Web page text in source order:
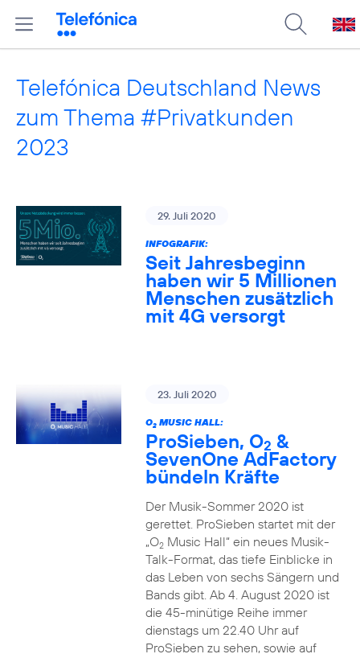
Telefónica Deutschland News
zum Thema #Privatkunden
2023
29. Juli 2020
INFOGRAFIK:
Seit Jahresbeginn
haben wir 5 Millionen
Menschen zusätzlich
mit 4G versorgt
23. Juli 2020
O2MUSIC HALL:
ProSieben, O2 &
SevenOne AdFactory
bündeln Kräfte
Der Musik-Sommer 2020 ist
gerettet. ProSieben startet mit der
„O2Music Hall“ ein neues Musik-
Talk-Format, das tiefe Einblicke in
das Leben von sechs Sängern und
Bands gibt. Ab 4. August 2020 ist
die 45-minütige Reihe immer
dienstags um 22.40 Uhr auf
ProSieben zu sehen, sowie auf